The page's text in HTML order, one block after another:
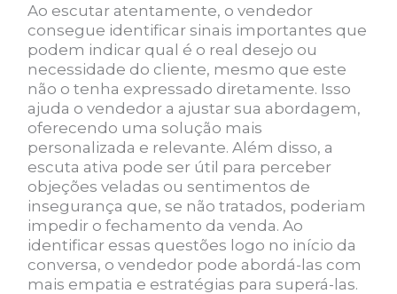
Ao escutar atentamente, o vendedor
consegue identificar sinais importantes que
podem indicar qual é o real desejo ou
necessidade do cliente, mesmo que este
não o tenha expressado diretamente. Isso
ajuda o vendedor a ajustar sua abordagem,
oferecendo uma solução mais
personalizada e relevante. Além disso, a
escuta ativa pode ser útil para perceber
objeções veladas ou sentimentos de
insegurança que, se não tratados, poderiam
impedir o fechamento da venda. Ao
identificar essas questões logo no início da
conversa, o vendedor pode abordá-las com
mais empatia e estratégias para superá-las.